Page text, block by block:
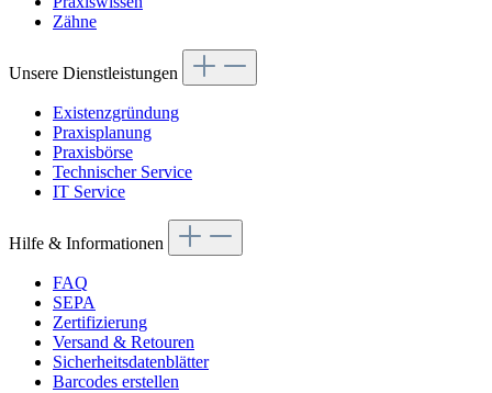
Zähne
Unsere Dienstleistungen
Existenzgründung
Praxisplanung
Praxisbörse
Technischer Service
IT Service
Hilfe & Informationen
FAQ
SEPA
Zertifizierung
Versand & Retouren
Sicherheitsdatenblätter
Barcodes erstellen